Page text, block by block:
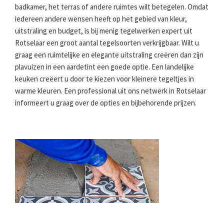
badkamer, het terras of andere ruimtes wilt betegelen. Omdat
iedereen andere wensen heeft op het gebied van kleur,
uitstraling en budget, is bij menig tegelwerken expert uit
Rotselaar een groot aantal tegelsoorten verkrijgbaar. Wilt u
graag een ruimtelijke en elegante uitstraling creëren dan zijn
plavuizen in een aardetint een goede optie. Een landelijke
keuken creëert u door te kiezen voor kleinere tegeltjes in
warme kleuren. Een professional uit ons netwerk in Rotselaar
informeert u graag over de opties en bijbehorende prijzen.